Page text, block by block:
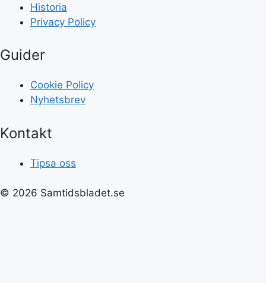
Historia
Privacy Policy
Guider
Cookie Policy
Nyhetsbrev
Kontakt
Tipsa oss
© 2026 Samtidsbladet.se